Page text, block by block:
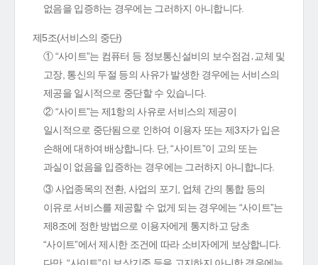
없음을 입증하는 경우에는 그러하지 아니합니다.
제5조(서비스의 중단)
① “사이트”는 컴퓨터 등 정보통신설비의 보수점검․교체 및
고장, 통신의 두절 등의 사유가 발생한 경우에는 서비스의
제공을 일시적으로 중단할 수 있습니다.
② “사이트”는 제1항의 사유로 서비스의 제공이
일시적으로 중단됨으로 인하여 이용자 또는 제3자가 입은
손해에 대하여 배상합니다. 단, “사이트”이 고의 또는
과실이 없음을 입증하는 경우에는 그러하지 아니합니다.
③ 사업종목의 전환, 사업의 포기, 업체 간의 통합 등의
이유로 서비스를 제공할 수 없게 되는 경우에는 “사이트”는
제8조에 정한 방법으로 이용자에게 통지하고 당초
“사이트”에서 제시한 조건에 따라 소비자에게 보상합니다.